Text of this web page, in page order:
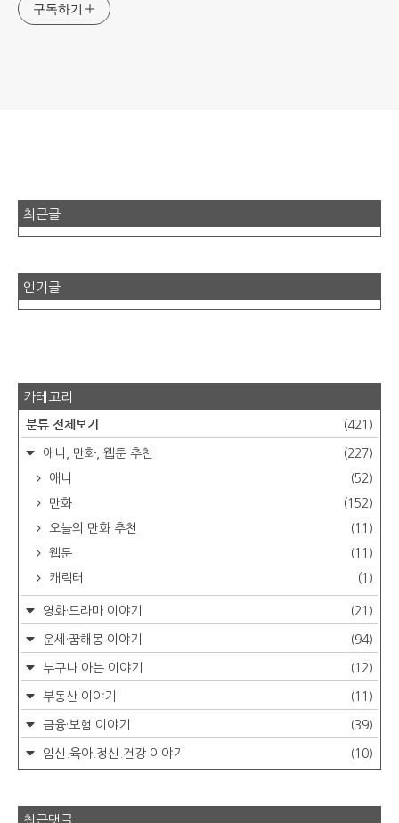
구독하기
최근글
인기글
카테고리
분류 전체보기 (421)
애니, 만화, 웹툰 추천
(227)
애니
(52)
만화
(152)
오늘의 만화 추천
(11)
웹툰
(11)
캐릭터
(1)
영화·드라마 이야기 (21)
운세·꿈해몽 이야기 (94)
누구나 아는 이야기 (12)
부동산 이야기 (11)
금융·보험 이야기 (39)
임신.육아.정신.건강 이야기 (10)
최근댓글